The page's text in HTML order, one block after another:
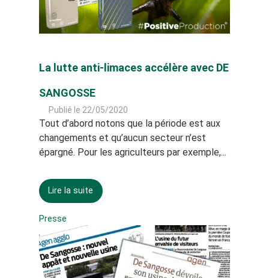
La lutte anti-limaces accélère avec DE
SANGOSSE
Publié le 22/05/2020
Tout d’abord notons que la période est aux
changements et qu’aucun secteur n’est
épargné. Pour les agriculteurs par exemple,...
Lire la suite
Presse